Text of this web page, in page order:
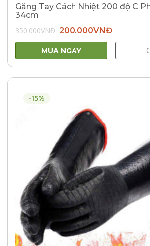
Găng Tay Cách Nhiệt 200 độ C
34cm
350.000VNĐ Giá
gốc
là:
350.000VNĐ.
200.000VNĐGiá
tại
MUA NGAY
-15%